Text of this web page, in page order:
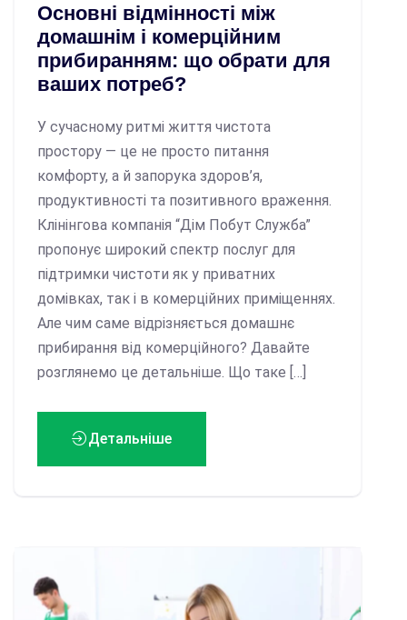
Основні відмінності між
домашнім і комерційним
прибиранням: що обрати для
ваших потреб?
У сучасному ритмі життя чистота
простору — це не просто питання
комфорту, а й запорука здоров’я,
продуктивності та позитивного враження.
Клінінгова компанія “Дім Побут Служба”
пропонує широкий спектр послуг для
підтримки чистоти як у приватних
домівках, так і в комерційних приміщеннях.
Але чим саме відрізняється домашнє
прибирання від комерційного? Давайте
розглянемо це детальніше. Що таке […]
Детальніше